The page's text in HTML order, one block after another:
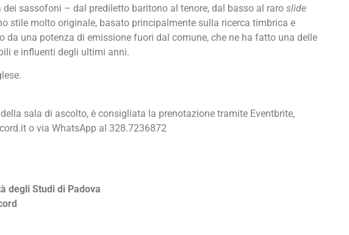
sassofoni – dal prediletto baritono al tenore, dal basso al raro slide
stile molto originale, basato principalmente sulla ricerca timbrica e
da una potenza di emissione fuori dal comune, che ne ha fatto una delle
e influenti degli ultimi anni.
sala di ascolto, è consigliata la prenotazione tramite Eventbrite,
o via WhatsApp al 328.7236872
degli Studi di Padova